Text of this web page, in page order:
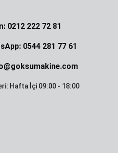
0212 222 72 81
0544 281 77 61
Hafta İçi 09:00 - 18:00